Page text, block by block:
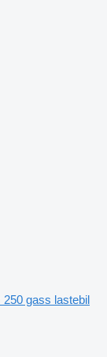
gass lastebil